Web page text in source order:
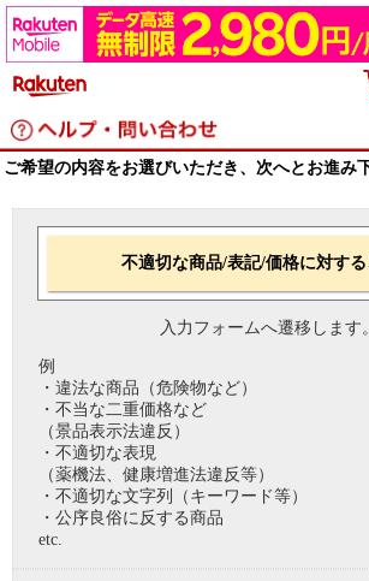
ご希望の内容をお選びいただき、次へとお進み
不適切な商品/表記/価格に対す
入力フォームへ遷移します。
例
・違法な商品（危険物など）
・不当な二重価格など
（景品表示法違反）
・不適切な表現
（薬機法、健康増進法違反等）
・不適切な文字列（キーワード等）
・公序良俗に反する商品
etc.